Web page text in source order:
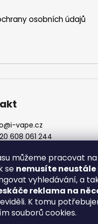
můžeme pracovat na
se nemusíte
vyhledávání, a
reklama na
K tomu
souborů cookies.
osobních údajů
@i-vape.cz
608 061 244